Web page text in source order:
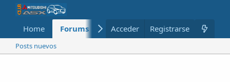
Home Forums Nuevo Miembros
Acceder Registrarse
Posts nuevos